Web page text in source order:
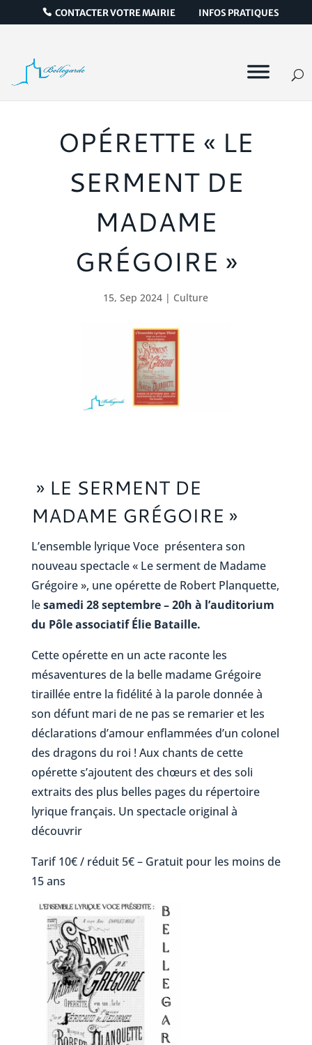
CONTACTER VOTRE MAIRIE INFOS PRATIQUES
OPÉRETTE « LE
SERMENT DE
MADAME
GRÉGOIRE »
15, Sep 2024 | Culture
» LE SERMENT DE
MADAME GRÉGOIRE »
L’ensemble lyrique Voce présentera son
nouveau spectacle « Le serment de Madame
Grégoire », une opérette de Robert Planquette,
lesamedi 28 septembre – 20h à l’auditorium
du Pôle associatif Élie Bataille.
Cette opérette en un acte raconte les
mésaventures de la belle madame Grégoire
tiraillée entre la fidélité à la parole donnée à
son défunt mari de ne pas se remarier et les
déclarations d’amour enflammées d’un colonel
des dragons du roi ! Aux chants de cette
opérette s’ajoutent des chœurs et des soli
extraits des plus belles pages du répertoire
lyrique français. Un spectacle original à
découvrir
Tarif 10€ / réduit 5€ – Gratuit pour les moins de
15 ans